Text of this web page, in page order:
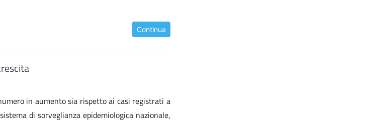
Continua
in aumento sia rispetto ai casi registrati a
di sorveglianza epidemiologica nazionale,